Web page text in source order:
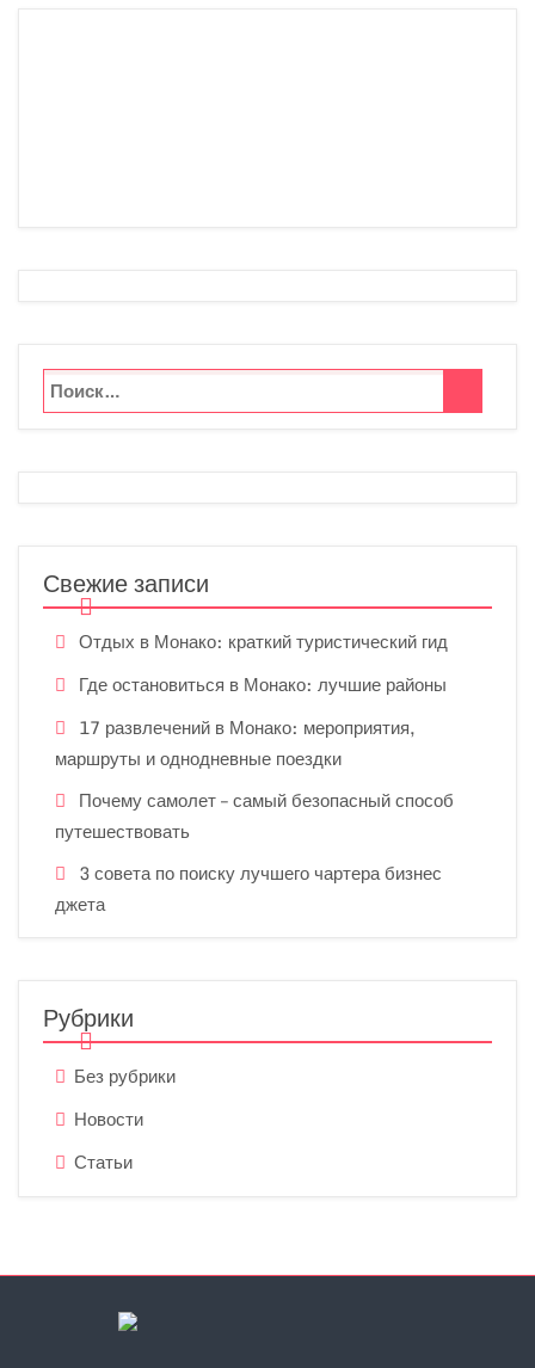
Свежие записи
Отдых в Монако: краткий туристический гид
Где остановиться в Монако: лучшие районы
17 развлечений в Монако: мероприятия,
маршруты и однодневные поездки
Почему самолет – самый безопасный способ
путешествовать
3 совета по поиску лучшего чартера бизнес
джета
Рубрики
Без рубрики
Новости
Статьи